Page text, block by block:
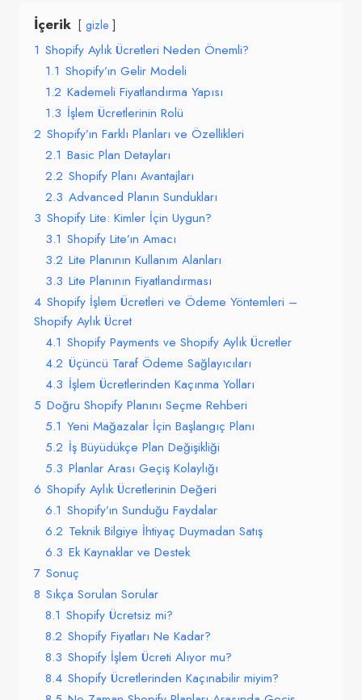
İçerik gizle
1 Shopify Aylık Ücretleri Neden Önemli?
1.1 Shopify’ın Gelir Modeli
1.2 Kademeli Fiyatlandırma Yapısı
1.3 İşlem Ücretlerinin Rolü
2 Shopify’ın Farklı Planları ve Özellikleri
2.1 Basic Plan Detayları
2.2 Shopify Planı Avantajları
2.3 Advanced Planın Sundukları
3 Shopify Lite: Kimler İçin Uygun?
3.1 Shopify Lite’ın Amacı
3.2 Lite Planının Kullanım Alanları
3.3 Lite Planının Fiyatlandırması
4 Shopify İşlem Ücretleri ve Ödeme Yöntemleri –
Shopify Aylık Ücret
4.1 Shopify Payments ve Shopify Aylık Ücretler
4.2 Üçüncü Taraf Ödeme Sağlayıcıları
4.3 İşlem Ücretlerinden Kaçınma Yolları
5 Doğru Shopify Planını Seçme Rehberi
5.1 Yeni Mağazalar İçin Başlangıç Planı
5.2 İş Büyüdükçe Plan Değişikliği
5.3 Planlar Arası Geçiş Kolaylığı
6 Shopify Aylık Ücretlerinin Değeri
6.1 Shopify’ın Sunduğu Faydalar
6.2 Teknik Bilgiye İhtiyaç Duymadan Satış
6.3 Ek Kaynaklar ve Destek
7 Sonuç
8 Sıkça Sorulan Sorular
8.1 Shopify Ücretsiz mi?
8.2 Shopify Fiyatları Ne Kadar?
8.3 Shopify İşlem Ücreti Alıyor mu?
8.4 Shopify Ücretlerinden Kaçınabilir miyim?